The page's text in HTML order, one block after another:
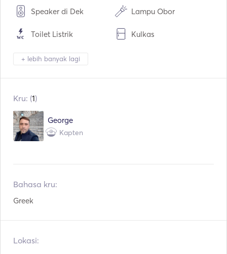
Speaker di Dek Lampu Obor
Toilet Listrik Kulkas
Piring
Jangkar Listrik
+ lebih banyak lagi
Kru: (1)
George
Kapten
Bahasa kru:
Greek
Lokasi: